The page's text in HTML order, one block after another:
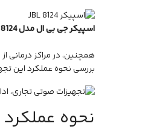
اسپیکر جی بی ال مدل 8124
همچنین، در مراکز درمانی
بررسی نحوه عملکرد این
نحوه